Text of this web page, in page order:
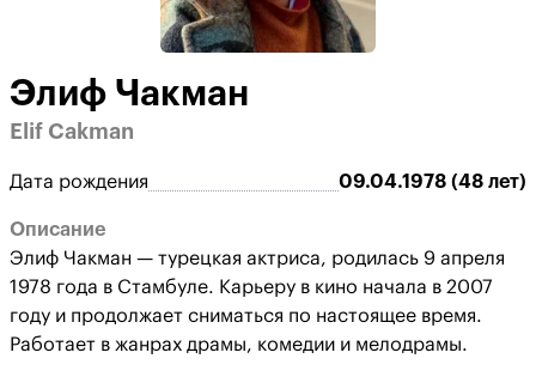
Элиф Чакман
Elif Cakman
Дата рождения 09.04.1978 (48 лет)
Описание
Элиф Чакман — турецкая актриса, родилась 9 апреля
1978 года в Стамбуле. Карьеру в кино начала в 2007
году и продолжает сниматься по настоящее время.
Работает в жанрах драмы, комедии и мелодрамы.